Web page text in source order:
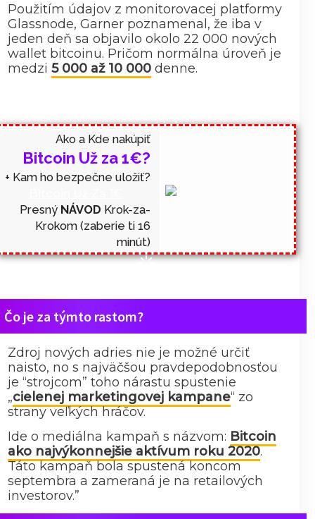
Použitím údajov z monitorovacej platformy
Glassnode, Garner poznamenal, že iba v
jeden deň sa objavilo okolo 22 000 nových
wallet bitcoinu. Pričom normálna úroveň je
medzi 5 000 až 10 000denne.
Ako a Kde nakúpiť
Bitcoin Už za 1€?
+ Kam ho bezpečne uložiť?
Presný NÁVOD Krok-za-
Krokom (zaberie ti 16
minút)
Čo je za týmto rastom?
Zdroj nových adries nie je možné určiť
naisto, no s najväčšou pravdepodobnosťou
je “strojcom” toho nárastu spustenie
„cielenej marketingovej kampane“ zo
strany veľkých hráčov.
Ide o mediálna kampaň s názvom: Bitcoin
ako najvýkonnejšie aktívum roku 2020.
Táto kampaň bola spustená koncom
septembra a zameraná je na retailových
investorov.”